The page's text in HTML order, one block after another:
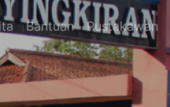
Bantuan Pustakawan